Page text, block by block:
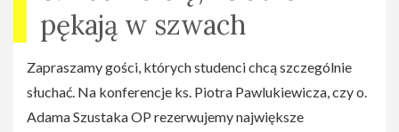
pękają w szwach
Zapraszamy gości, których studenci chcą szczególnie
słuchać. Na konferencje ks. Piotra Pawlukiewicza, czy o.
Adama Szustaka OP rezerwujemy największe